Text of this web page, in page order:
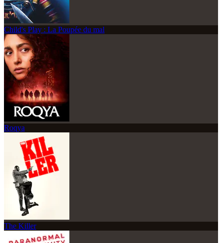
Child's Play : La Poupée du mal
Roqya
The Killer